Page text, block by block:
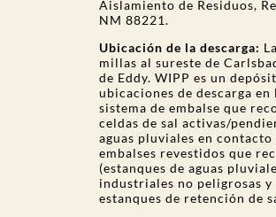
Aislamiento de Residuos,
NM 88221.
Ubicación de la descarga:
millas al sureste de
de Eddy. WIPP es un
ubicaciones de descarga
sistema de embalse que
celdas de sal activas/
aguas pluviales en contacto
embalses revestidos que
(estanques de aguas
industriales no peligrosas y
estanques de retención de